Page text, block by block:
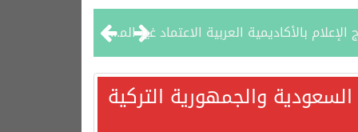
والجمهورية التركية